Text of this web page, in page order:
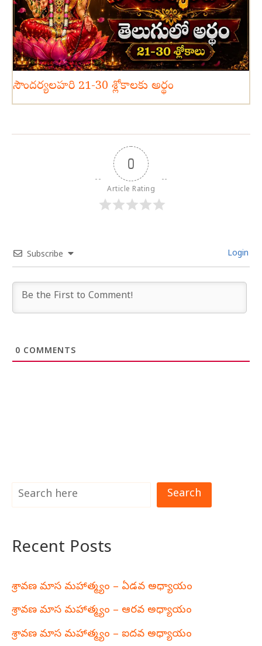
సౌందర్యలహరి 21-30 శ్లోకాలకు అర్థం
0
Article Rating
Subscribe Login
0 COMMENTS
Search
Recent Posts
శ్రావణ మాస మహాత్మ్యం – ఏడవ అధ్యాయం
శ్రావణ మాస మహాత్మ్యం – ఆరవ అధ్యాయం
శ్రావణ మాస మహాత్మ్యం – ఐదవ అధ్యాయం